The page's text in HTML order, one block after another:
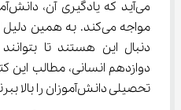
مواجه می‌کند. به
دنبال این هستند تا
دوازدهم انسانی، مطالب این
تحصیلی دانش‌آموزان را بالا ببرند.